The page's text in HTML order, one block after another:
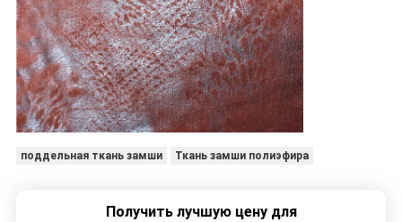
поддельная ткань замши Ткань замши полиэфира
Получить лучшую цену для